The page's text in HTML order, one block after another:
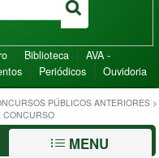
Biblioteca
AVA -
Periódicos Ouvidoria
PÚBLICOS ANTERIORES >
CONCURSO
MENU